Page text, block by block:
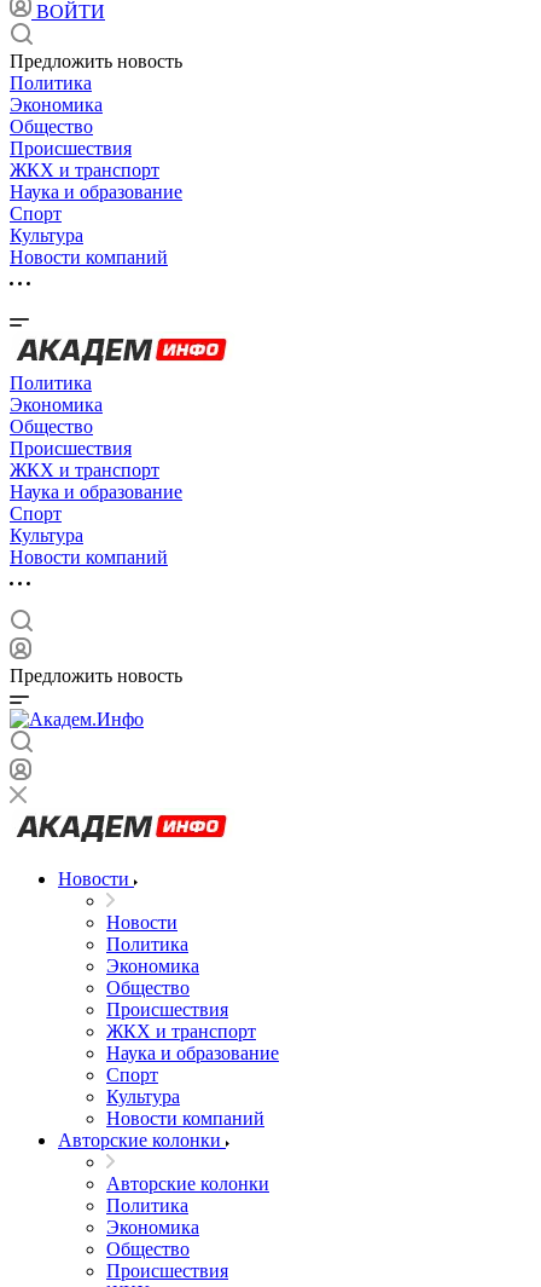
ВОЙТИ
Предложить новость
Политика
Экономика
Общество
Происшествия
ЖКХ и транспорт
Наука и образование
Спорт
Культура
Новости компаний
Политика
Экономика
Общество
Происшествия
ЖКХ и транспорт
Наука и образование
Спорт
Культура
Новости компаний
Предложить новость
Новости
Новости
Политика
Экономика
Общество
Происшествия
ЖКХ и транспорт
Наука и образование
Спорт
Культура
Новости компаний
Авторские колонки
Авторские колонки
Политика
Экономика
Общество
Происшествия